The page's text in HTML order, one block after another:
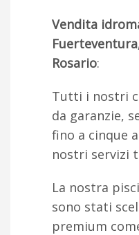
Vendita
Rosario:
Tutti i nostri
da garanzie,
fino a cinque
nostri servizi
La nostra
sono stati
premium